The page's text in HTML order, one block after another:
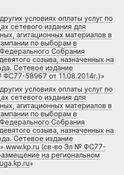
условиях оплаты услуг по
сетевого издания для
агитационных материалов в
по выборам в
Собрания
созыва, назначенных на
Сетевое издание
58967 от 11.08.2014г.)»
условиях оплаты услуг по
сетевого издания для
агитационных материалов в
по выборам в
Собрания
созыва, назначенных на
Сетевое издание
www.kp.ru (св-во Эл № ФС77-
на региональном
»